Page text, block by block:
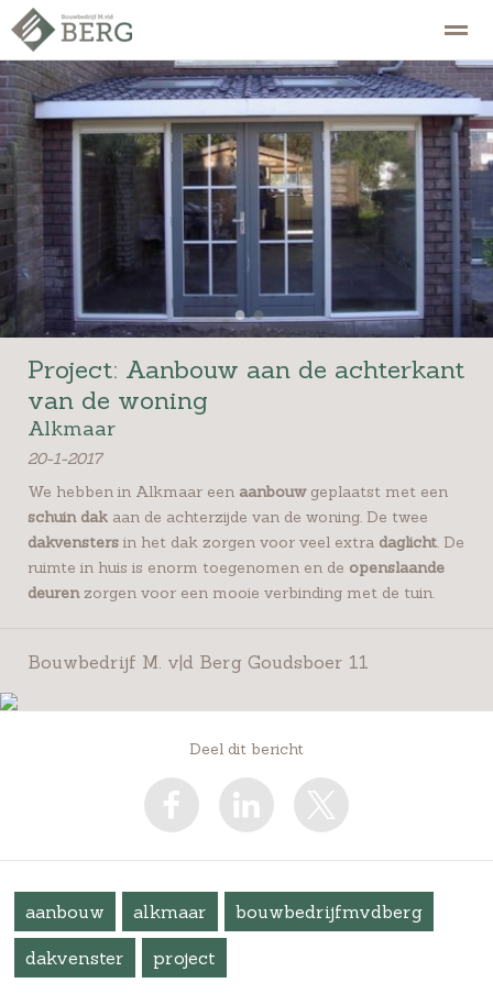
Procedure Over ons
Home Nieuws Bellen
● ●
Project: Aanbouw aan de achterkant
van de woning
Alkmaar
20-1-2017
We hebben in Alkmaar een aanbouwgeplaatst met een
schuin dak aan de achterzijde van de woning. De twee
dakvensters in het dak zorgen voor veel extra daglicht. De
ruimte in huis is enorm toegenomen en de openslaande
deurenzorgen voor een mooie verbinding met de tuin.
Bouwbedrijf M. v|d Berg Goudsboer 11
Deel dit bericht
aanbouw alkmaar bouwbedrijfmvdberg
dakvenster project